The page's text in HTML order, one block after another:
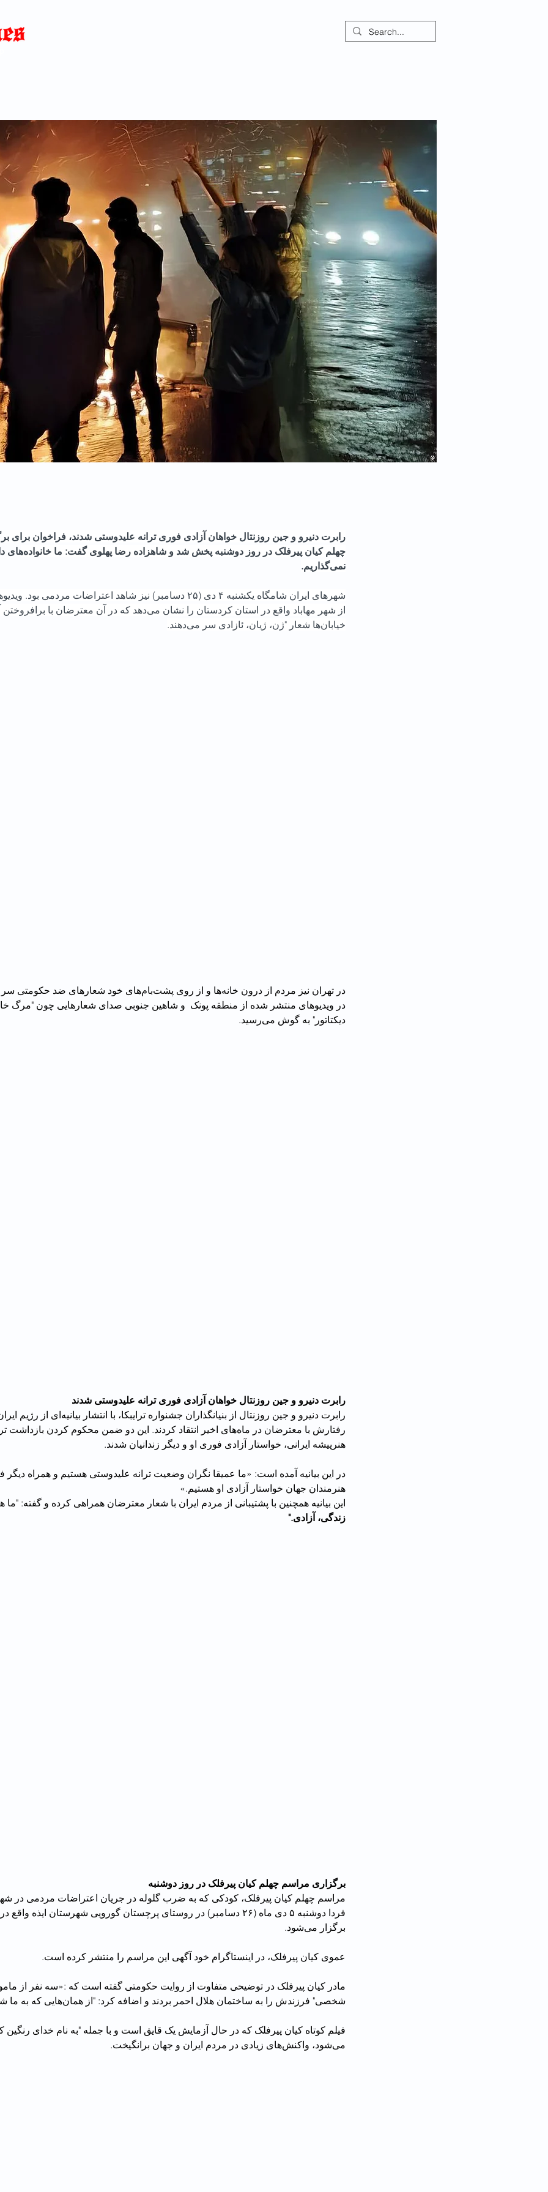
رابرت دنیرو و جین روزنتال خواهان آزادی فوری ترانه علیدوستی شدند، فراخوان برای
چهلم کیان پیرفلک در روز
نمی‌گذاریم.
شهرهای ایران شامگاه یکشنبه ۴ دی (۲۵ دسامبر) نیز شاهد اعتراضات مردمی
از شهر مهاباد واقع در استان کردستان را نشان می‌دهد که در آن معترضان
خیابان‌ها شعار "ژن، ژیان، ئازادی سر می‌دهند.
در تهران نیز مردم از درون خانه‌ها و از روی پشت‌بام‌های خود شعارهای ضد حکومتی سر دادند.
دیکتاتور" به گوش می‌رسید.
رابرت دنیرو و جین روزنتال خواهان آزادی فوری ترانه علیدوستی شدند
رابرت دنیرو و جین روزنتال از بنیانگذاران جشنواره ترایبکا، با
رفتارش با معترضان در ماه‌های اخیر انتقاد کردند. این دو ضمن محکوم کردن
هنرپیشه ایرانی، خواستار آزادی فوری او و دیگر زندانیان شدند.
هنرمندان جهان خواستار آزادی او هستیم.»
این بیانیه همچنین با پشتیبانی از مردم ایران با شعار معترضان همراهی کرده و گفته: "ما
زندگی، آزادی."
برگزاری مراسم چهلم کیان پیرفلک در روز دوشنبه
مراسم چهلم کیان پیرفلک، کودکی که به ضرب گلوله در جریان اعتراضات مردمی در
فردا دوشنبه ۵ دی ماه (۲۶ دسامبر) در روستای پرچستان گورویی شهرستان ایذه
برگزار می‌شود.
عموی کیان پیرفلک، در اینستاگرام خود آگهی این مراسم را منتشر کرده است.
مادر کیان پیرفلک در توضیحی متفاوت از روایت حکومتی گفته است که :«سه نفر از
شخصی" فرزندش را به ساختمان هلال احمر بردند و اضافه کرد: "از همان‌هایی که به ما شلیک کرده بودند."
فیلم کوتاه کیان پیرفلک که در حال آزمایش یک قایق است و با جمله "به نام خدای رنگین
می‌شود، واکنش‌های زیادی در مردم ایران و جهان برانگیخت.